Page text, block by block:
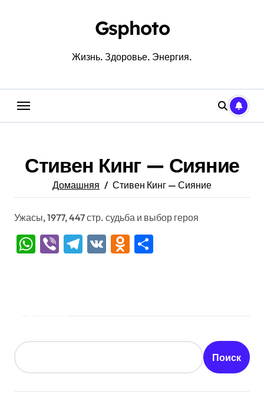
Gsphoto
Жизнь. Здоровье. Энергия.
Стивен Кинг — Сияние
Домашняя Стивен Кинг — Сияние
Ужасы, 1977, 447 стр. судьба и выбор героя
WhatsApp
ViberTelegram
VK Odnoklassniki
Поиск